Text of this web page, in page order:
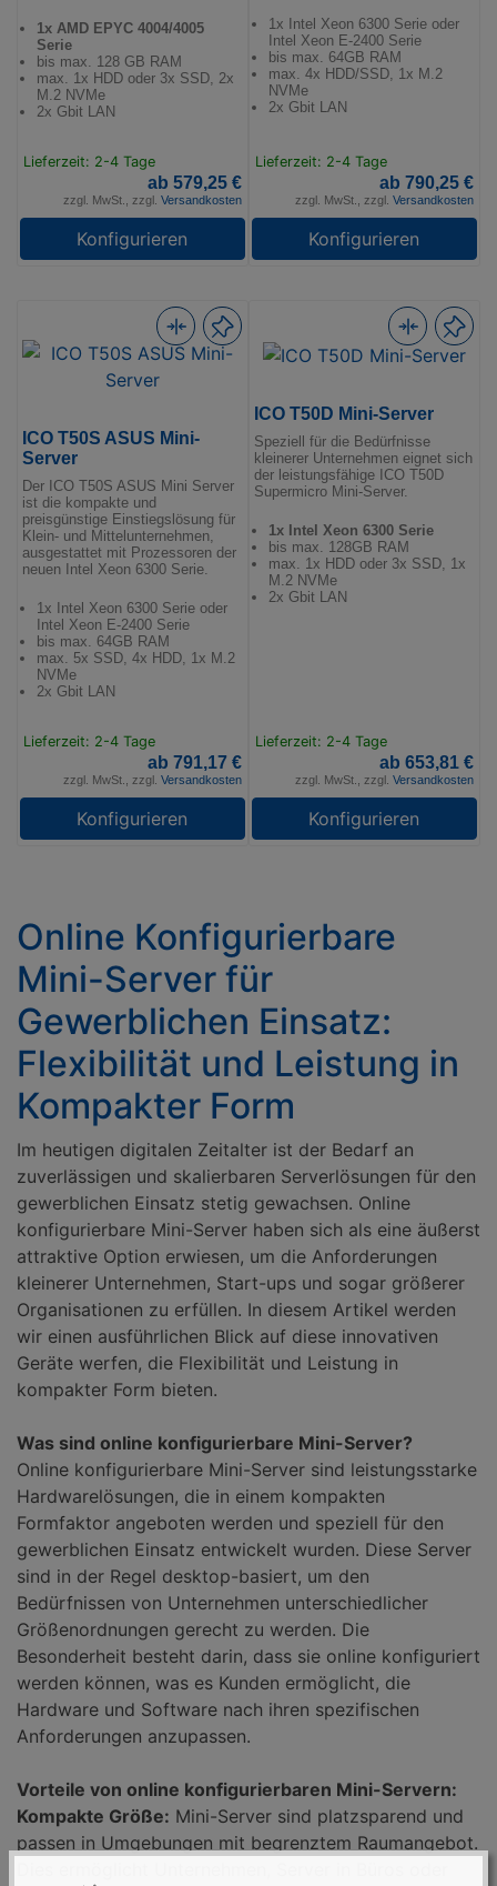
1x AMD EPYC 4004/4005
Serie
bis max. 128 GB RAM
max. 1x HDD oder 3x SSD, 2x
M.2 NVMe
2x Gbit LAN
Lieferzeit: 2-4 Tage
ab 579,25 €
zzgl. MwSt., zzgl. Versandkosten
Konfigurieren
1x Intel Xeon 6300 Serie oder
Intel Xeon E-2400 Serie
bis max. 64GB RAM
max. 4x HDD/SSD, 1x M.2
NVMe
2x Gbit LAN
Lieferzeit: 2-4 Tage
ab 790,25 €
zzgl. MwSt., zzgl. Versandkosten
Konfigurieren
ICO T50S ASUS Mini-
Server
Der ICO T50S ASUS Mini Server
ist die kompakte und
preisgünstige Einstiegslösung für
Klein- und Mittelunternehmen,
ausgestattet mit Prozessoren der
neuen Intel Xeon 6300 Serie.
1x Intel Xeon 6300 Serie oder
Intel Xeon E-2400 Serie
bis max. 64GB RAM
max. 5x SSD, 4x HDD, 1x M.2
NVMe
2x Gbit LAN
Lieferzeit: 2-4 Tage
ab 791,17 €
zzgl. MwSt., zzgl. Versandkosten
Konfigurieren
ICO T50D Mini-Server
Speziell für die Bedürfnisse
kleinerer Unternehmen eignet sich
der leistungsfähige ICO T50D
Supermicro Mini-Server.
1x Intel Xeon 6300 Serie
bis max. 128GB RAM
max. 1x HDD oder 3x SSD, 1x
M.2 NVMe
2x Gbit LAN
Lieferzeit: 2-4 Tage
ab 653,81 €
zzgl. MwSt., zzgl. Versandkosten
Konfigurieren
Online Konfigurierbare
Mini-Server für
Gewerblichen Einsatz:
Flexibilität und Leistung in
Kompakter Form
Im heutigen digitalen Zeitalter ist der Bedarf an
zuverlässigen und skalierbaren Serverlösungen für den
gewerblichen Einsatz stetig gewachsen. Online
konfigurierbare Mini-Server haben sich als eine äußerst
attraktive Option erwiesen, um die Anforderungen
kleinerer Unternehmen, Start-ups und sogar größerer
Organisationen zu erfüllen. In diesem Artikel werden
wir einen ausführlichen Blick auf diese innovativen
Geräte werfen, die Flexibilität und Leistung in
kompakter Form bieten.
Was sind online konfigurierbare Mini-Server?
Online konfigurierbare Mini-Server sind leistungsstarke
Hardwarelösungen, die in einem kompakten
Formfaktor angeboten werden und speziell für den
gewerblichen Einsatz entwickelt wurden. Diese Server
sind in der Regel desktop-basiert, um den
Bedürfnissen von Unternehmen unterschiedlicher
Größenordnungen gerecht zu werden. Die
Besonderheit besteht darin, dass sie online konfiguriert
werden können, was es Kunden ermöglicht, die
Hardware und Software nach ihren spezifischen
Anforderungen anzupassen.
Vorteile von online konfigurierbaren Mini-Servern:
Kompakte Größe: Mini-Server sind platzsparend und
passen in Umgebungen mit begrenztem Raumangebot.